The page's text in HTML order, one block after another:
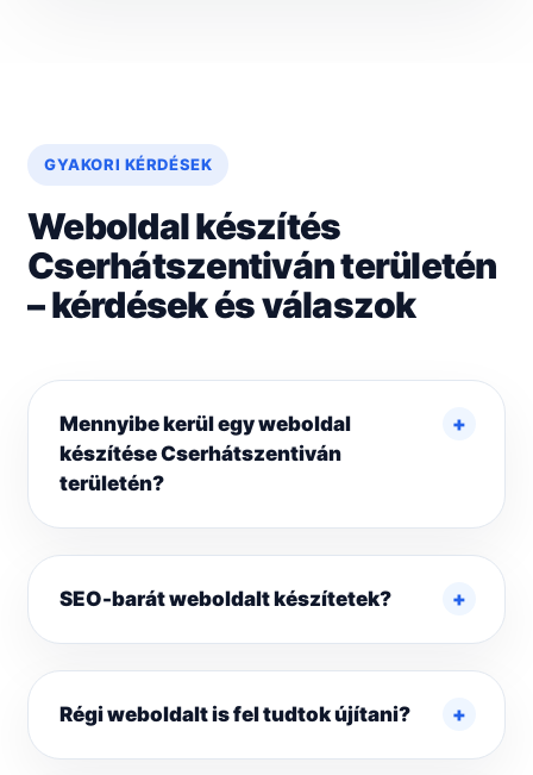
GYAKORI KÉRDÉSEK
Weboldal készítés
Cserhátszentiván területén
– kérdések és válaszok
Mennyibe kerül egy weboldal
készítése Cserhátszentiván
területén?
SEO-barát weboldalt készítetek?
Régi weboldalt is fel tudtok újítani?